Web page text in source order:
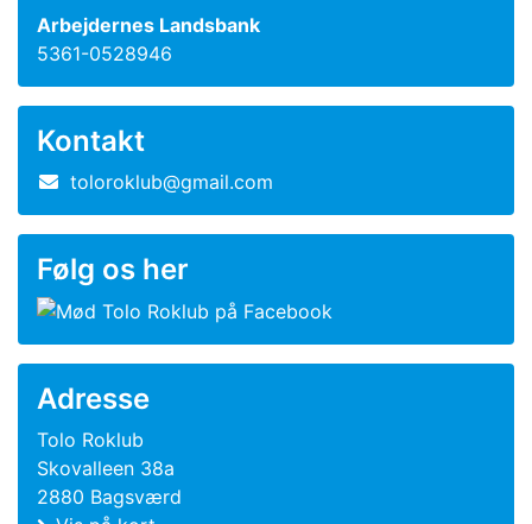
Arbejdernes Landsbank
5361-0528946
Kontakt
toloroklub@gmail.com
Følg os her
Adresse
Tolo Roklub
Skovalleen 38a
2880 Bagsværd